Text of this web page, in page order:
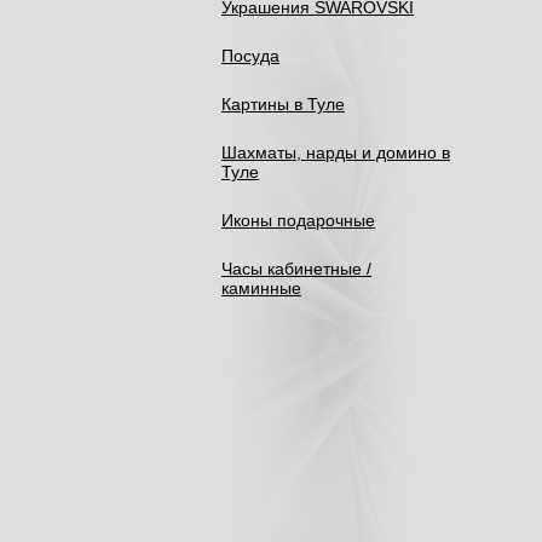
Украшения SWAROVSKI
Посуда
Картины в Туле
Шахматы, нарды и домино в
Туле
Иконы подарочные
Часы кабинетные /
каминные